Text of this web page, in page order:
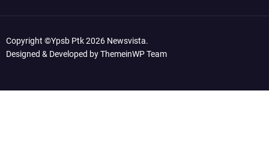
Copyright ©ypsb Ptk 2026 Newsvista.
Designed & Developed byThemeinWP Team